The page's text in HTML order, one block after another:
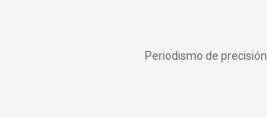
Periodismo de precisión